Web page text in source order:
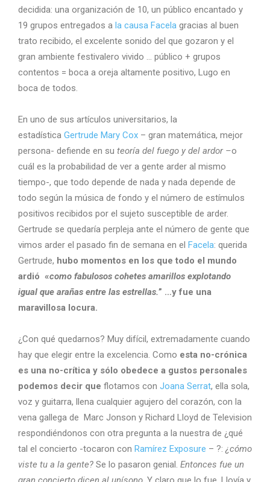
decidida: una organización de 10, un público encantado y
19 grupos entregados a la causa Facela gracias al buen
trato recibido, el excelente sonido del que gozaron y el
gran ambiente festivalero vivido … público + grupos
contentos = boca a oreja altamente positivo, Lugo en
boca de todos.
En uno de sus artículos universitarios, la
estadística Gertrude Mary Cox – gran matemática, mejor
persona- defiende en su teoría del fuego y del ardor –o
cuál es la probabilidad de ver a gente arder al mismo
tiempo-, que todo depende de nada y nada depende de
todo según la música de fondo y el número de estímulos
positivos recibidos por el sujeto susceptible de arder.
Gertrude se quedaría perpleja ante el número de gente que
vimos arder el pasado fin de semana en el Facela: querida
Gertrude, hubo momentos en los que todo el mundo
ardió «como fabulosos cohetes amarillos explotando
igual que arañas entre las estrellas.” …y fue una
maravillosa locura.
¿Con qué quedarnos? Muy difícil, extremadamente cuando
hay que elegir entre la excelencia. Como esta no-crónica
es una no-crítica y sólo obedece a gustos personales
podemos decir que flotamos con Joana Serrat, ella sola,
voz y guitarra, llena cualquier agujero del corazón, con la
vena gallega de Marc Jonson y Richard Lloyd de Television
respondiéndonos con otra pregunta a la nuestra de ¿qué
tal el concierto -tocaron con Ramírez Exposure – ?: ¿cómo
viste tu a la gente? Se lo pasaron genial. Entonces fue un